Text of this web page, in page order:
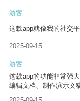
游客
这款app就像我的社交
2025-09-15
游客
这款app的功能非常强
编辑文档、制作演示文